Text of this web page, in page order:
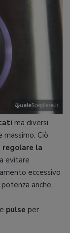
ma diversi
Ciò
regolare la
evitare
eccessivo
anche
pulse per